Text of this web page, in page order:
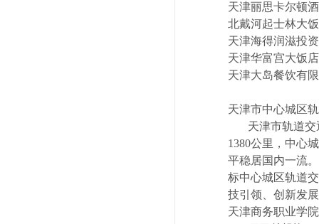
天津丽思卡尔顿
北戴河起士林大
天津海得润滋投
天津华富宫大饭店
天津大岛餐饮有
天津市中心城区
天津市轨道交
1380公里，中心
平稳居国内一流
标中心城区轨道
技引领、创新发
天津商务职业学